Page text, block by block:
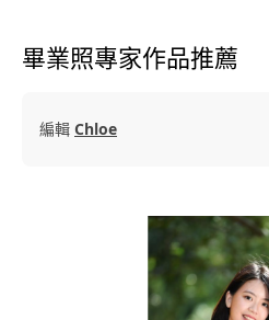
畢業照專家作品推薦
編輯 Chloe